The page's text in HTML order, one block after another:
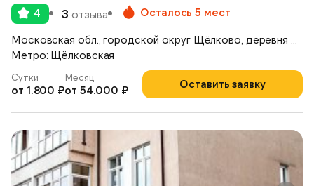
4 3 отзыва Осталось 5 мест
Метро: Щёлковская
Оставить заявку
Сутки
от 1.800 ₽
Месяц
от 54.000 ₽